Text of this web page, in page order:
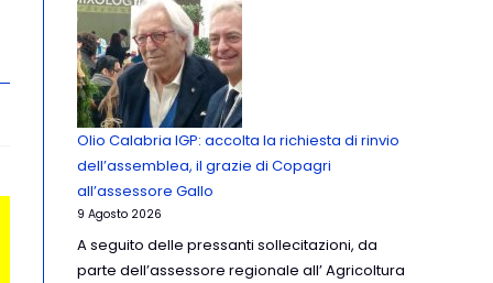
Olio Calabria IGP: accolta la richiesta di rinvio
dell’assemblea, il grazie di Copagri
all’assessore Gallo
9 Agosto 2026
A seguito delle pressanti sollecitazioni, da
parte dell’assessore regionale all’ Agricoltura